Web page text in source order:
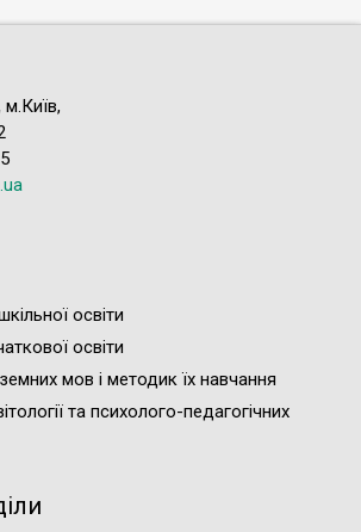
м.Київ,
освіти
освіти
мов і методик їх навчання
та психолого-педагогічних